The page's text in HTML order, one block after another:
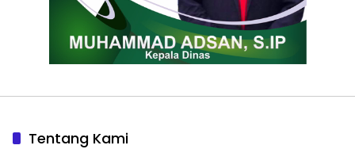
Tentang Kami